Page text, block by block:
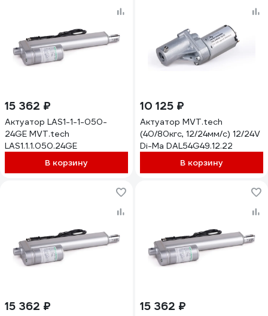
15 362 ₽
Актуатор LAS1-1-1-050-
24GE MVT.tech
LAS1.1.1.050.24GE
В корзину
10 125 ₽
Актуатор MVT.tech
(40/80кгс, 12/24мм/с) 12/24V
Di-Ma DAL54G49.12.22
В корзину
15 362 ₽ 15 362 ₽